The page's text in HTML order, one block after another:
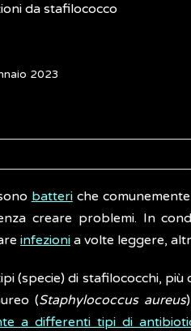
da stafilococco
2023
batteriche
creare problemi. In
infezioni a volte leggere,
(specie) di stafilococchi,
(Staphylococcus aureus
a differenti tipi di